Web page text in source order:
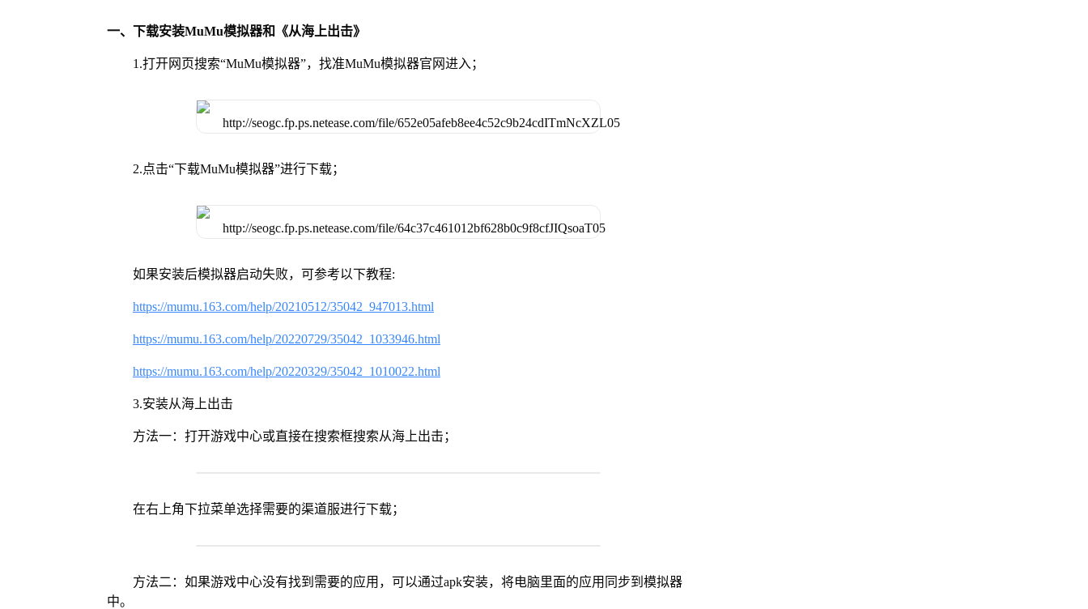
一、下载安装MuMu模拟器和《从海上出击》
1.打开网页搜索“MuMu模拟器”，找准MuMu模拟器官网进入；
2.点击“下载MuMu模拟器”进行下载；
如果安装后模拟器启动失败，可参考以下教程:
https://mumu.163.com/help/20210512/35042_947013.html
https://mumu.163.com/help/20220729/35042_1033946.html
https://mumu.163.com/help/20220329/35042_1010022.html
3.安装从海上出击
方法一：打开游戏中心或直接在搜索框搜索从海上出击；
在右上角下拉菜单选择需要的渠道服进行下载；
方法二：如果游戏中心没有找到需要的应用，可以通过apk安装，将电脑里面的应用同步到模拟器
中。